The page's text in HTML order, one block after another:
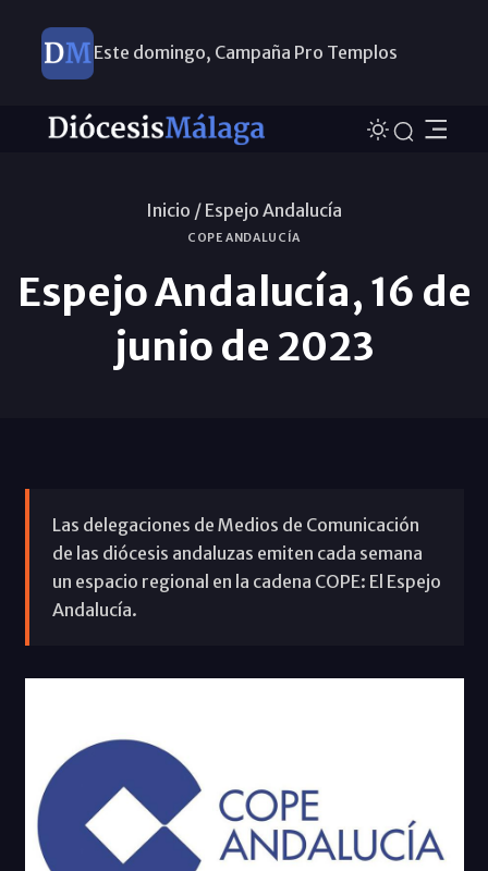
Este domingo, Campaña Pro Templos
Inicio / Espejo Andalucía
COPE ANDALUCÍA
Espejo Andalucía, 16 de
junio de 2023
Las delegaciones de Medios de Comunicación
de las diócesis andaluzas emiten cada semana
un espacio regional en la cadena COPE: El Espejo
Andalucía.